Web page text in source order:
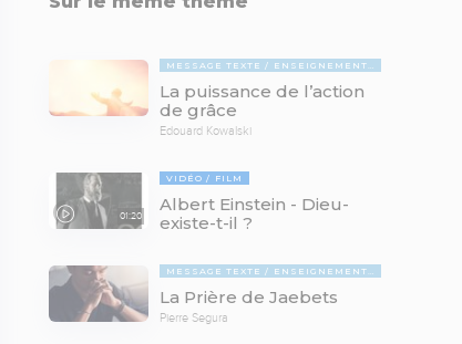
MESSAGE TEXTE ENSEIGNEMENTS BIBLIQUES
La puissance de l’action
de grâce
Edouard Kowalski
01:20
VIDÉO FILM
Albert Einstein - Dieu-
existe-t-il ?
MESSAGE TEXTE ENSEIGNEMENTS BIBLIQUES
La Prière de Jaebets
Pierre Segura